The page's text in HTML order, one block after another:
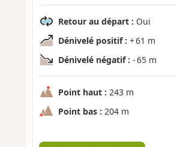
Retour au départ : Oui
Dénivelé positif : + 61 m
Dénivelé négatif : - 65 m
Point haut : 243 m
Point bas : 204 m